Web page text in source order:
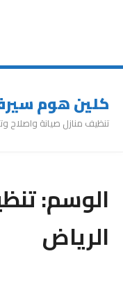
كلين هوم سيرفس
تنظيف منازل صيانة واصلاح وترميمات خدمة 24
الوسم:
الرياض